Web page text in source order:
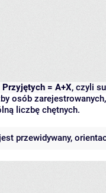
Przyjętych = A+X, czyli
osób
liczbę chętnych.
przewidywany,